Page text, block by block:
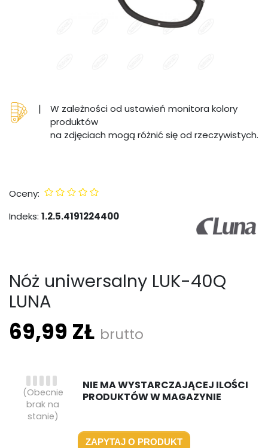
|
W zależności od ustawień monitora kolory
produktów
na zdjęciach mogą różnić się od rzeczywistych.
Oceny:
Indeks: 1.2.5.4191224400
Nóż uniwersalny LUK-40Q
LUNA
69,99 ZŁ brutto
NIE MA WYSTARCZAJĄCEJ ILOŚCI
PRODUKTÓW W MAGAZYNIE
(Obecnie
brak na
stanie)
ZAPYTAJ O PRODUKT